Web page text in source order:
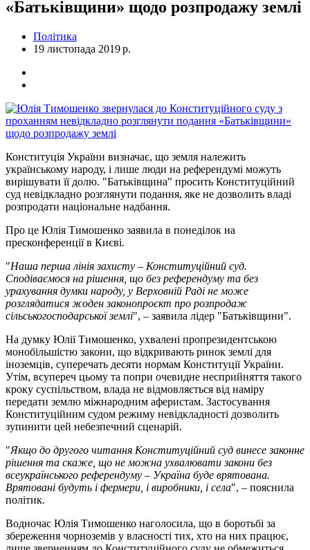
«Батьківщини» щодо розпродажу землі
Політика
19 листопада 2019 р.
Конституція України визначає, що земля належить
українському народу, і лише люди на референдумі можуть
вирішувати її долю. "Батьківщина" просить Конституційний
суд невідкладно розглянути подання, яке не дозволить владі
розпродати національне надбання.
Про це Юлія Тимошенко заявила в понеділок на
пресконференції в Києві.
"Наша перша лінія захисту – Конституційний суд.
Сподіваємося на рішення, що без референдуму та без
урахування думки народу, у Верховній Раді не може
розглядатися жоден законопроєкт про розпродаж
сільськогосподарської землі", – заявила лідер "Батьківщини".
На думку Юлії Тимошенко, ухвалені пропрезидентською
монобільшістю закони, що відкривають ринок землі для
іноземців, суперечать десяти нормам Конституції України.
Утім, всупереч цьому та попри очевидне несприйняття такого
кроку суспільством, влада не відмовляється від наміру
передати землю міжнародним аферистам. Застосування
Конституційним судом режиму невідкладності дозволить
зупинити цей небезпечний сценарій.
"Якщо до другого читання Конституційний суд винесе законне
рішення та скаже, що не можна ухвалювати закони без
всеукраїнського референдуму – Україна буде врятована.
Врятовані будуть і фермери, і виробники, і села", – пояснила
політик.
Водночас Юлія Тимошенко наголосила, що в боротьбі за
збереження чорноземів у власності тих, хто на них працює,